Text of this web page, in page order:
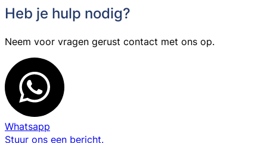
Heb je hulp nodig?
Neem voor vragen gerust contact met ons op.
Whatsapp
Stuur ons een bericht.